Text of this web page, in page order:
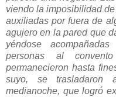
viendo la imposibilidad
auxiliadas por fuera de
agujero en la pared que
yéndose
personas al
permanecieron hasta
suyo, se trasladaron
medianoche, que logró